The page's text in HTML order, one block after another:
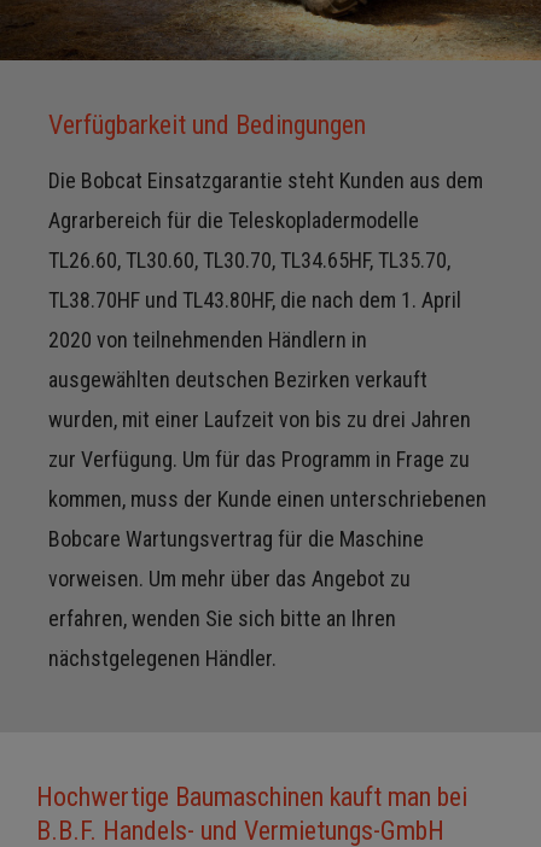
Verfügbarkeit und Bedingungen
Die Bobcat Einsatzgarantie steht Kunden aus dem
Agrarbereich für die Teleskopladermodelle
TL26.60, TL30.60, TL30.70, TL34.65HF, TL35.70,
TL38.70HF und TL43.80HF, die nach dem 1. April
2020 von teilnehmenden Händlern in
ausgewählten deutschen Bezirken verkauft
wurden, mit einer Laufzeit von bis zu drei Jahren
zur Verfügung. Um für das Programm in Frage zu
kommen, muss der Kunde einen unterschriebenen
Bobcare Wartungsvertrag für die Maschine
vorweisen. Um mehr über das Angebot zu
erfahren, wenden Sie sich bitte an Ihren
nächstgelegenen Händler.
Hochwertige Baumaschinen kauft man bei
B.B.F. Handels- und Vermietungs-GmbH